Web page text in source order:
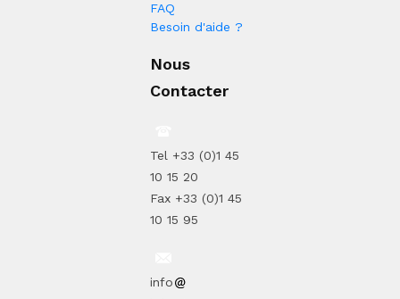
FAQ
Besoin d'aide ?
Nous
Contacter
Tel +33 (0)1 45
10 15 20
Fax +33 (0)1 45
10 15 95
info